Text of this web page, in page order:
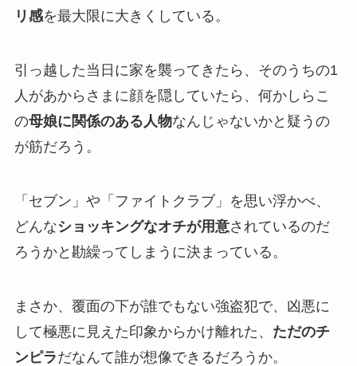
リ感を最大限に大きくしている。
引っ越した当日に家を襲ってきたら、そのうちの1
人があからさまに顔を隠していたら、何かしらこ
の母娘に関係のある人物なんじゃないかと疑うの
が筋だろう。
「セブン」や「ファイトクラブ」を思い浮かべ、
どんなショッキングなオチが用意されているのだ
ろうかと勘繰ってしまうに決まっている。
まさか、覆面の下が誰でもない強盗犯で、凶悪に
して極悪に見えた印象からかけ離れた、 ただのチ
ンピラだなんて誰が想像できるだろうか。